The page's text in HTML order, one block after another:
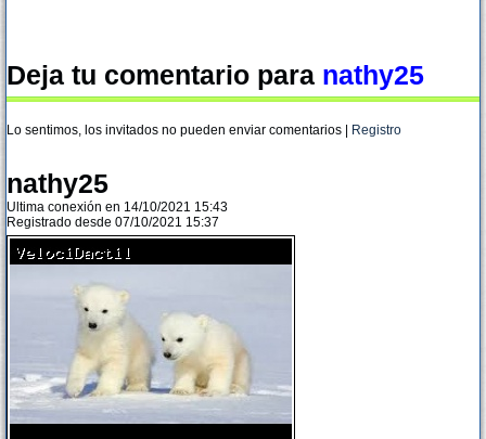
Deja tu comentario para nathy25
Lo sentimos, los invitados no pueden enviar comentarios | Registro
nathy25
Ultima conexión en 14/10/2021 15:43
Registrado desde 07/10/2021 15:37